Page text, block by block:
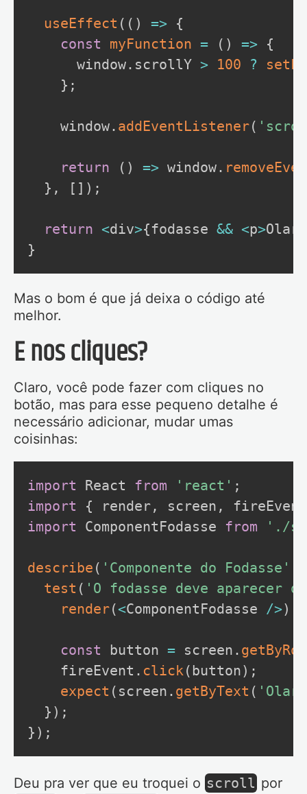
useEffect ( ( ) => {
const
myFunction = ( ) => {
      window
. scrollY > 100 ?
} ;
    window
. addEventListener(
return ( ) => window.
} , [ ] ) ;
return <div>{fodasse && <p>Olar
}
Mas o bom é que já deixa o código até
melhor.
E nos cliques?
Claro, você pode fazer com cliques no
botão, mas para esse pequeno detalhe é
necessário adicionar, mudar umas
coisinhas:
import React from 'react' ;
import
{ render , screen ,
import ComponentFodasse from './
describe ( 'Componente do Fodasse'
test ( 'O fodasse deve aparecer
render(<ComponentFodasse />)
const button = screen .
    fireEvent
. click ( button) ;
expect ( screen . getByText ( 'Olar'
} ) ;
} ) ;
Deu pra ver que eu troquei o scroll por